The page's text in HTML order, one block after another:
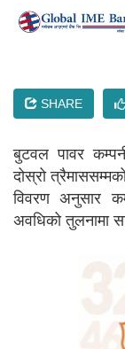
SHARE
बुटवल पावर
दोस्रो
विवरण अनुसार
अवधिको तुलनामा